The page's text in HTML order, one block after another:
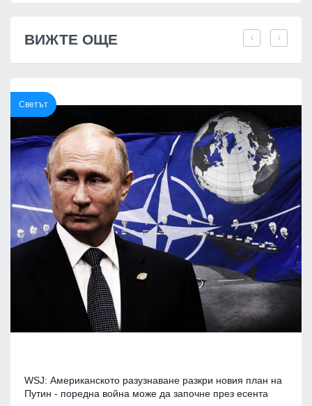
ВИЖТЕ ОЩЕ
Светът
WSJ: Американското разузнаване разкри новия план на
Путин - поредна война може да започне през есента